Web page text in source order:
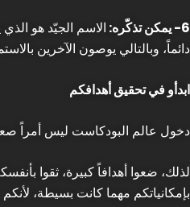
6- يمكن تذكّره:
الاسم الجيّد هو
دائماً، وبالتالي يوصون الآخرين
ابدأو في تحقيق أهدافكم
دخول عالم البودكاست ليس أمراً
لذلك، ضعوا أهدافاً كبيرة، ثقوا
بإمكانياتكم مهما كانت بسيطة،